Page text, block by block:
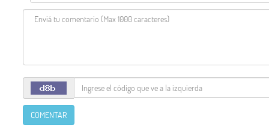
COMENTAR